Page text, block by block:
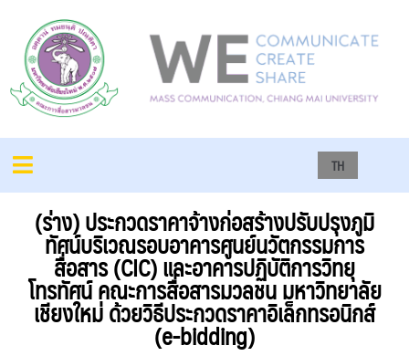
TH
(ร่าง) ประกวดราคาจ้างก่อสร้างปรับปรุงภูมิ
ทัศน์บริเวณรอบอาคารศูนย์นวัตกรรมการ
สื่อสาร (CIC) และอาคารปฏิบัติการวิทยุ
โทรทัศน์ คณะการสื่อสารมวลชน มหาวิทยาลัย
เชียงใหม่ ด้วยวิธีประกวดราคาอิเล็กทรอนิกส์
(e-bidding)